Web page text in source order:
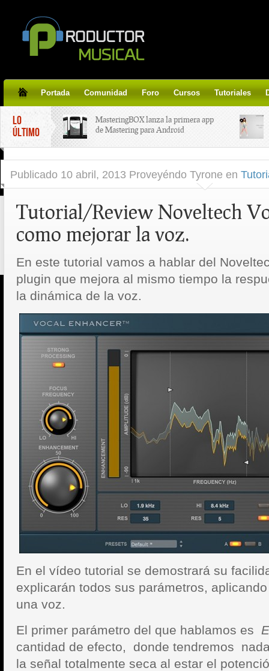
Portada Comunidad Foro Cursos Tutoriales
LO
ÚLTIMO
MasteringBOX lanza la primera app
de Mastering para Android
line gratis!
Korg lanza SDD-3000, el nuevo
pedal de delay.
aplicar efectos a tus voces.
Publicado 10 abril, 2013 Proveyéndo Tyrone en
Tutorial/Review Noveltech
como mejorar la voz.
En este tutorial vamos a hablar del
plugin que mejora al mismo tiempo la
la dinámica de la voz.
En el vídeo tutorial se demostrará su
explicarán todos sus parámetros,
una voz.
El primer parámetro del que hablamos es
cantidad de efecto, donde tendremos
la señal totalmente seca al estar el